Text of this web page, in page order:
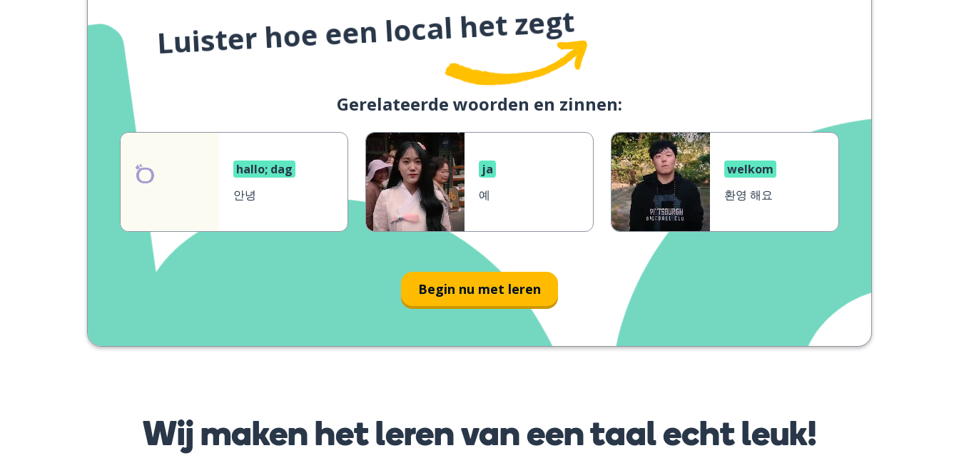
Luister hoe een local het zegt
Gerelateerde woorden en zinnen:
hallo; dag
안녕
ja
예
welkom
환영 해요
Begin nu met leren
Wij maken het leren van een taal echt leuk!